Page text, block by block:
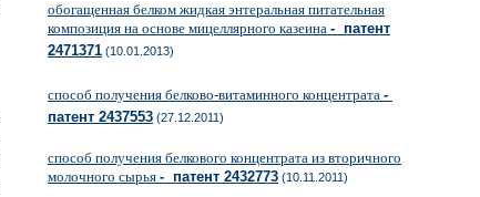
обогащенная белком жидкая энтеральная питательная
композиция на основе мицеллярного казеина - патент
2471371 (10.01.2013)
способ получения белково-витаминного концентрата -
патент 2437553 (27.12.2011)
способ получения белкового концентрата из вторичного
молочного сырья - патент 2432773 (10.11.2011)